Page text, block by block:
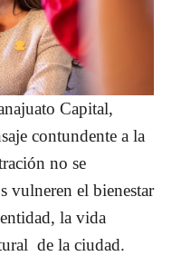
Capital,
contundente a la
no se
vulneren el bienestar
la vida
de la ciudad.